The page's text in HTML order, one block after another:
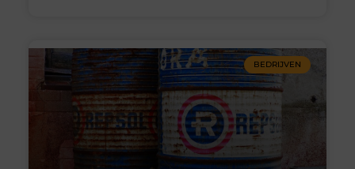
BEDRIJVEN